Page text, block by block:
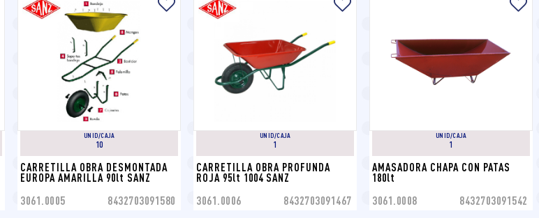
UNID/CAJA
10
CARRETILLA OBRA DESMONTADA
EUROPA AMARILLA 90lt SANZ
3061.0005 8432703091580
UNID/CAJA
1
CARRETILLA OBRA PROFUNDA
ROJA 95lt 1004 SANZ
3061.0006 8432703091467
UNID/CAJA
1
AMASADORA CHAPA CON PATAS
180lt
3061.0008 8432703091542